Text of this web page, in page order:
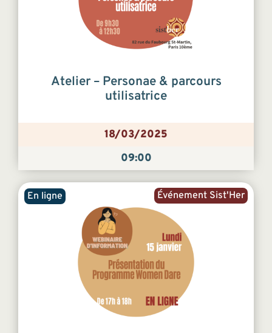
Atelier – Personae & parcours
utilisatrice
18/03/2025
09:00
Événement Sist'Her
En ligne